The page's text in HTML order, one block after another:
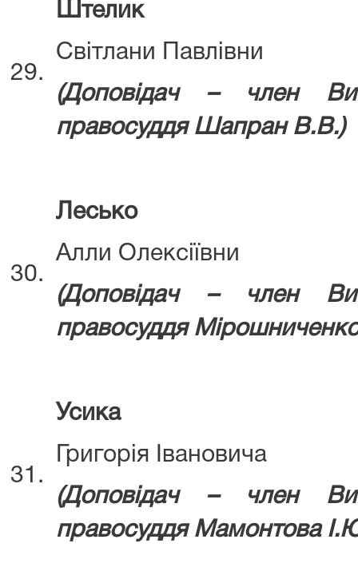
29.
Штелик
Світлани Павлівни
(Доповідач – член
правосуддя Шапран В.В.)
30.
Лесько
Алли Олексіївни
(Доповідач – член
правосуддя
31.
Усика
Григорія Івановича
(Доповідач – член
правосуддя Мамонтова